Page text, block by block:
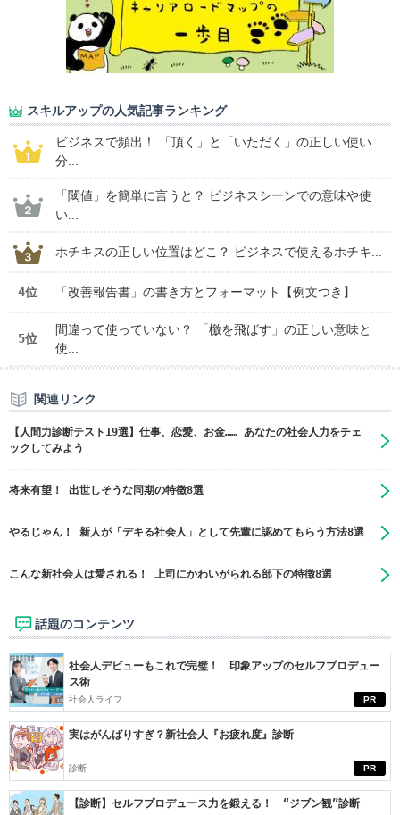
スキルアップの人気記事ランキング
ビジネスで頻出！ 「頂く」と「いただく」の正しい使い
分...
「閾値」を簡単に言うと？ ビジネスシーンでの意味や使
い...
ホチキスの正しい位置はどこ？ ビジネスで使えるホチキ...
4位 「改善報告書」の書き方とフォーマット【例文つき】
5位
間違って使っていない？ 「檄を飛ばす」の正しい意味と
使...
関連リンク
【人間力診断テスト19選】仕事、恋愛、お金…… あなたの社会人力をチェ
ックしてみよう
将来有望！ 出世しそうな同期の特徴8選
やるじゃん！ 新人が「デキる社会人」として先輩に認めてもらう方法8選
こんな新社会人は愛される！ 上司にかわいがられる部下の特徴8選
話題のコンテンツ
PR
社会人デビューもこれで完璧！ 印象アップのセルフプロデュー
ス術
社会人ライフ
PR
実はがんばりすぎ？新社会人『お疲れ度』診断
診断
【診断】セルフプロデュース力を鍛える！ “ジブン観”診断